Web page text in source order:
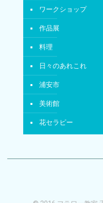
ワークショップ
作品展
料理
日々のあれこれ
浦安市
美術館
花セラピー